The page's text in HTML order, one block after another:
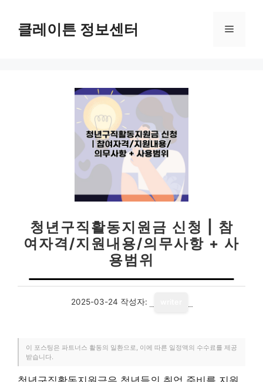
클레이튼 정보센터 메
청년구직활동지원금 신청 | 참
여자격/지원내용/의무사항 + 사
용범위
2025-03-24 작성자:
이 포스팅은 파트너스 활동의 일환으로, 이에 따른 일정액의 수수료를 제공
받습니다.